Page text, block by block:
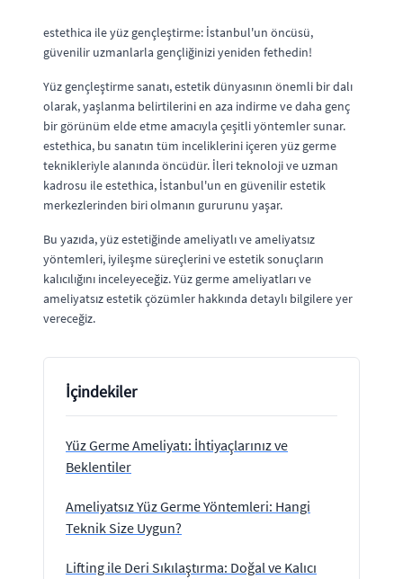
estethica ile yüz gençleştirme: İstanbul'un öncüsü,
güvenilir uzmanlarla gençliğinizi yeniden fethedin!
Yüz gençleştirme sanatı, estetik dünyasının önemli bir dalı
olarak, yaşlanma belirtilerini en aza indirme ve daha genç
bir görünüm elde etme amacıyla çeşitli yöntemler sunar.
estethica, bu sanatın tüm inceliklerini içeren yüz germe
teknikleriyle alanında öncüdür. İleri teknoloji ve uzman
kadrosu ile estethica, İstanbul'un en güvenilir estetik
merkezlerinden biri olmanın gururunu yaşar.
Bu yazıda, yüz estetiğinde ameliyatlı ve ameliyatsız
yöntemleri, iyileşme süreçlerini ve estetik sonuçların
kalıcılığını inceleyeceğiz. Yüz germe ameliyatları ve
ameliyatsız estetik çözümler hakkında detaylı bilgilere yer
vereceğiz.
İçindekiler
Yüz Germe Ameliyatı: İhtiyaçlarınız ve
Beklentiler
Ameliyatsız Yüz Germe Yöntemleri: Hangi
Teknik Size Uygun?
Lifting ile Deri Sıkılaştırma: Doğal ve Kalıcı